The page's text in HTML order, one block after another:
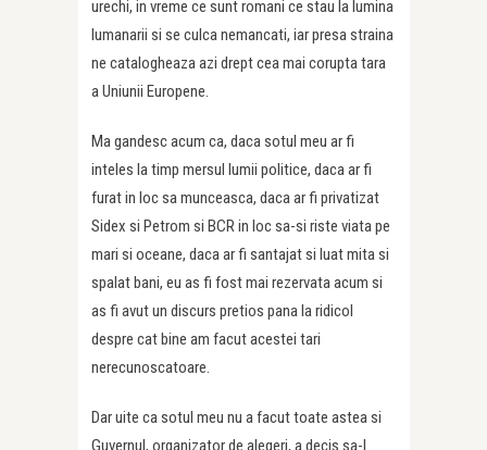
urechi, in vreme ce sunt romani ce stau la lumina
lumanarii si se culca nemancati, iar presa straina
ne catalogheaza azi drept cea mai corupta tara
a Uniunii Europene.
Ma gandesc acum ca, daca sotul meu ar fi
inteles la timp mersul lumii politice, daca ar fi
furat in loc sa munceasca, daca ar fi privatizat
Sidex si Petrom si BCR in loc sa-si riste viata pe
mari si oceane, daca ar fi santajat si luat mita si
spalat bani, eu as fi fost mai rezervata acum si
as fi avut un discurs pretios pana la ridicol
despre cat bine am facut acestei tari
nerecunoscatoare.
Dar uite ca sotul meu nu a facut toate astea si
Guvernul, organizator de alegeri, a decis sa-l